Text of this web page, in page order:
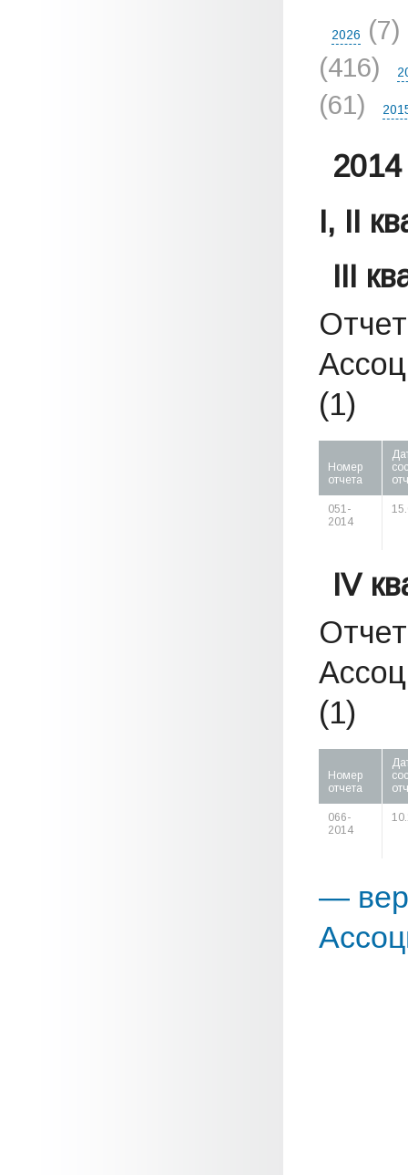
2026
(7)
(416)
(61)
2014
I, II
III
(1)
Номер
отчета
051-
2014
IV
(1)
Номер
отчета
066-
2014
—